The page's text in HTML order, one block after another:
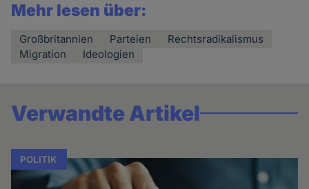
Mehr lesen über:
Großbritannien Parteien
Rechtsradikalismus
Migration
Ideologien
Verwandte Artikel
POLITIK